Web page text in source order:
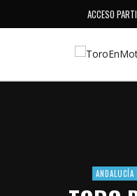
ACCESO
ANDALUCÍA